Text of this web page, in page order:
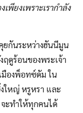
พียงเพราะเรากำลัง
กันระหว่างฮันนีมูน
ฤดูร้อนของพระเจ้า
มืองพ็อทซ์ดัม ใน
ใหญ่ หรูหรา และ
ะทำให้ทุกคนได้